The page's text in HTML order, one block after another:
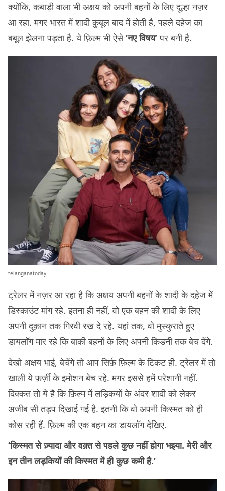
क्योंकि, कबाड़ी वाला भी अक्षय को अपनी बहनों के लिए दूल्हा नज़र
आ रहा. मगर भारत में शादी क़ुबूल बाद में होती है, पहले दहेज का
बबूल झेलना पड़ता है. ये फ़िल्म भी ऐसे‘नए विषय’पर बनी है.
telanganatoday
ट्रेलर में नज़र आ रहा है कि अक्षय अपनी बहनों के शादी के दहेज में
डिस्काउंट मांग रहे. इतना ही नहीं, वो एक बहन की शादी के लिए
अपनी दुक़ान तक गिरवी रख दे रहे. यहां तक, वो मुस्कुराते हुए
डायलॉग मार रहे कि बाकी बहनों के लिए अपनी किडनी तक बेच देंगे.
देखो अक्षय भाई, बेचेंगे तो आप सिर्फ़ फ़िल्म के टिकट ही. ट्रेलर में तो
खाली ये फ़र्ज़ी के इमोशन बेच रहे. मगर इससे हमें परेशानी नहीं.
दिक्कत तो ये है कि फ़िल्म में लड़िकयों के अंदर शादी को लेकर
अजीब सी तड़प दिखाई गई है. इतनी कि वो अपनी किस्मत को ही
कोस रही हैं. फ़िल्म की एक बहन का डायलॉग देखिए.
‘किस्मत से ज़्यादा और वक़्त से पहले कुछ नहीं होगा भइया. मेरी और
इन तीन लड़कियोंं की किस्मत में ही कुछ कमी है.’